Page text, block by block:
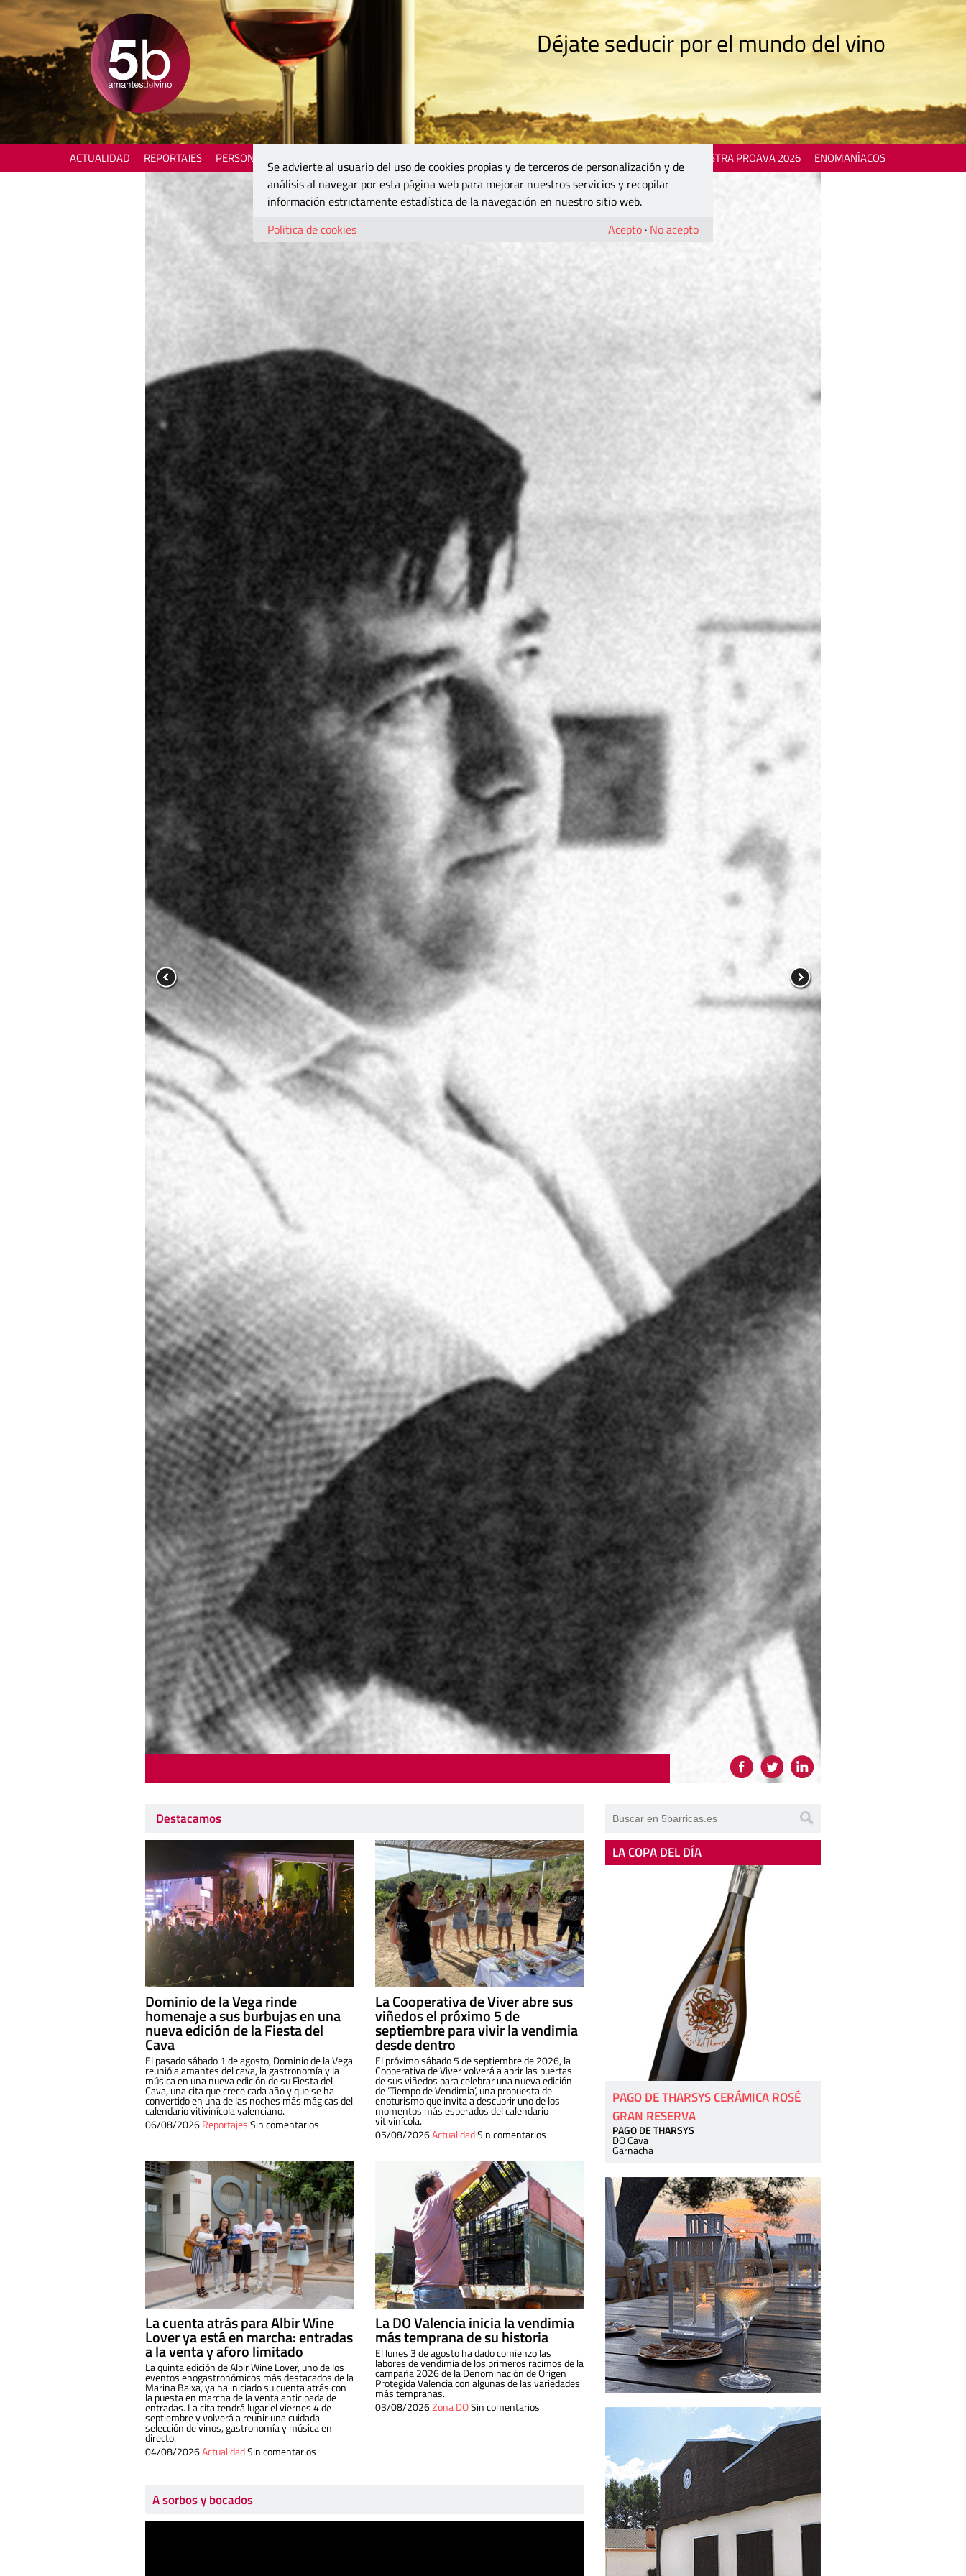
Déjate seducir por el mundo del vino
ACTUALIDAD REPORTAJES PERSONAJES MOSTRA PROAVA 2026 ENOMANÍACOS
Destacamos
Dominio de la Vega rinde
homenaje a sus burbujas en una
nueva edición de la Fiesta del
Cava
El pasado sábado 1 de agosto, Dominio de la Vega
reunió a amantes del cava, la gastronomía y la
música en una nueva edición de su Fiesta del
Cava, una cita que crece cada año y que se ha
convertido en una de las noches más mágicas del
calendario vitivinícola valenciano.
06/08/2026ReportajesSin comentarios
La Cooperativa de Viver abre sus
viñedos el próximo 5 de
septiembre para vivir la vendimia
desde dentro
El próximo sábado 5 de septiembre de 2026, la
Cooperativa de Viver volverá a abrir las puertas
de sus viñedos para celebrar una nueva edición
de ‘Tiempo de Vendimia’, una propuesta de
enoturismo que invita a descubrir uno de los
momentos más esperados del calendario
vitivinícola.
05/08/2026ActualidadSin comentarios
La cuenta atrás para Albir Wine
Lover ya está en marcha: entradas
a la venta y aforo limitado
La quinta edición de Albir Wine Lover, uno de los
eventos enogastronómicos más destacados de la
Marina Baixa, ya ha iniciado su cuenta atrás con
la puesta en marcha de la venta anticipada de
entradas. La cita tendrá lugar el viernes 4 de
septiembre y volverá a reunir una cuidada
selección de vinos, gastronomía y música en
directo.
04/08/2026ActualidadSin comentarios
La DO Valencia inicia la vendimia
más temprana de su historia
El lunes 3 de agosto ha dado comienzo las
labores de vendimia de los primeros racimos de la
campaña 2026 de la Denominación de Origen
Protegida Valencia con algunas de las variedades
más tempranas.
03/08/2026Zona DOSin comentarios
A sorbos y bocados
LA COPA DEL DÍA
PAGO DE THARSYS CERÁMICA ROSÉ
GRAN RESERVA
PAGO DE THARSYS
DO Cava
Garnacha
Se advierte al usuario del uso de cookies propias y de terceros de personalización y de
análisis al navegar por esta página web para mejorar nuestros servicios y recopilar
información estrictamente estadística de la navegación en nuestro sitio web.
Política de cookies
Acepto · No acepto